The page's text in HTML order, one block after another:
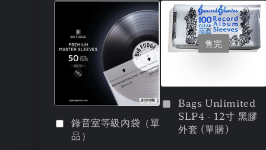
錄音室等級內袋（單
品）
售完
Bags Unlimited
SLP4 - 12寸 黑膠
外套 (單購)